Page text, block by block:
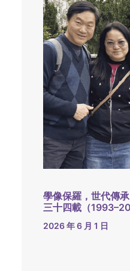
學像保羅，世代傳
三十四載（
2026 年 6 月 1 日